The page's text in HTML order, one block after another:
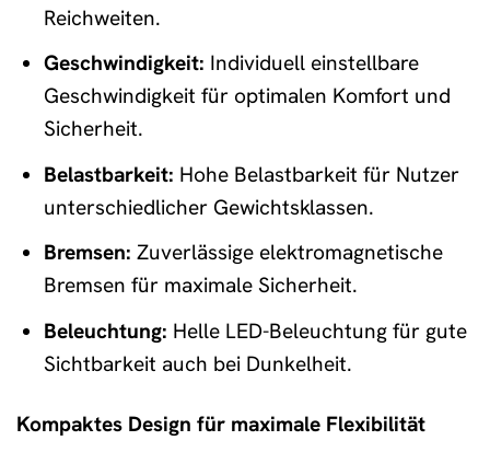
Reichweiten.
Geschwindigkeit: Individuell einstellbare
Geschwindigkeit für optimalen Komfort und
Sicherheit.
Belastbarkeit: Hohe Belastbarkeit für Nutzer
unterschiedlicher Gewichtsklassen.
Bremsen: Zuverlässige elektromagnetische
Bremsen für maximale Sicherheit.
Beleuchtung: Helle LED-Beleuchtung für gute
Sichtbarkeit auch bei Dunkelheit.
Kompaktes Design für maximale Flexibilität